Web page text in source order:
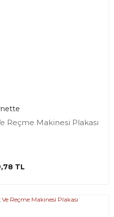
Reçme Makinesi Plakası
TL